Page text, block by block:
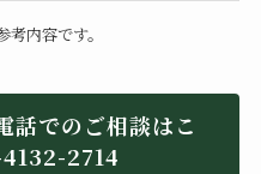
内容です。
話でのご相談はこ
2714